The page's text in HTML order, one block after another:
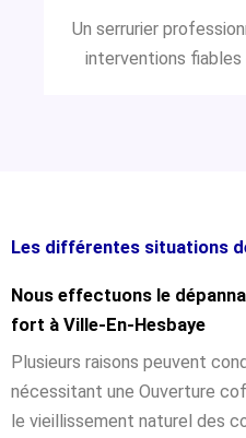
Un serrurier
interventions
Les différentes situations
Nous effectuons le
fort à Ville-En-Hesbaye
Plusieurs raisons peuvent
nécessitant une Ouverture
le vieillissement naturel des